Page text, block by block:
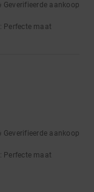
Geverifieerde aankoop
: Perfecte maat
Geverifieerde aankoop
: Perfecte maat